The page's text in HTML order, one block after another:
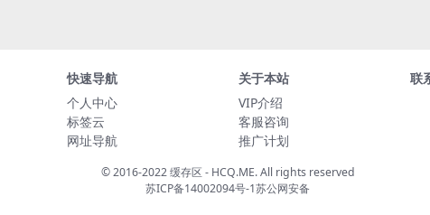
快速导航
个人中心
标签云
网址导航
关于本站
VIP介绍
客服咨询
推广计划
联
© 2016-2022 缓存区 - HCQ.ME. All rights reserved
苏ICP备14002094号-1苏公网安备